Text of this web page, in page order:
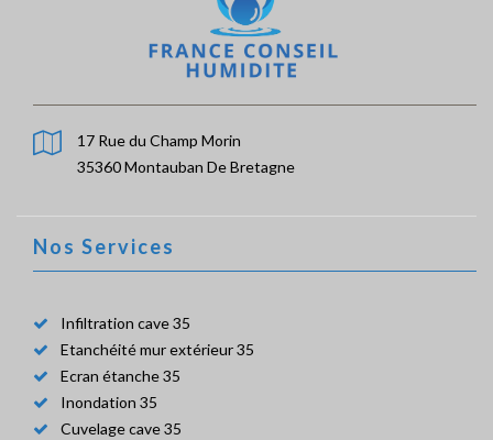
17 Rue du Champ Morin
35360 Montauban De Bretagne
Nos Services
Infiltration cave 35
Etanchéité mur extérieur 35
Ecran étanche 35
Inondation 35
Cuvelage cave 35